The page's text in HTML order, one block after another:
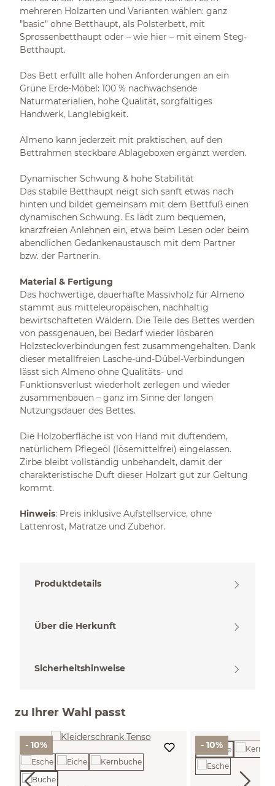
mehreren Holzarten und Varianten wählen: ganz
"basic" ohne Betthaupt, als Polsterbett, mit
Sprossenbetthaupt oder – wie hier – mit einem Steg-
Betthaupt.
Das Bett erfüllt alle hohen Anforderungen an ein
Grüne Erde-Möbel: 100 % nachwachsende
Naturmaterialien, hohe Qualität, sorgfältiges
Handwerk, Langlebigkeit.
Almeno kann jederzeit mit praktischen, auf den
Bettrahmen steckbare Ablageboxen ergänzt werden.
Dynamischer Schwung & hohe Stabilität
Das stabile Betthaupt neigt sich sanft etwas nach
hinten und bildet gemeinsam mit dem Bettfuß einen
dynamischen Schwung. Es lädt zum bequemen,
knarzfreien Anlehnen ein, etwa beim Lesen oder beim
abendlichen Gedankenaustausch mit dem Partner
bzw. der Partnerin.
Material & Fertigung
Das hochwertige, dauerhafte Massivholz für Almeno
stammt aus mitteleuropäischen, nachhaltig
bewirtschafteten Wäldern. Die Teile des Bettes werden
von passgenauen, bei Bedarf wieder lösbaren
Holzsteckverbindungen fest zusammengehalten. Dank
dieser metallfreien Lasche-und-Dübel-Verbindungen
lässt sich Almeno ohne Qualitäts- und
Funktionsverlust wiederholt zerlegen und wieder
zusammenbauen – ganz im Sinne der langen
Nutzungsdauer des Bettes.
Die Holzoberfläche ist von Hand mit duftendem,
natürlichem Pflegeöl (lösemittelfrei) eingelassen.
Zirbe bleibt vollständig unbehandelt, damit der
charakteristische Duft dieser Holzart gut zur Geltung
kommt.
Hinweis: Preis inklusive Aufstellservice, ohne
Lattenrost, Matratze und Zubehör.
Produktdetails
Über die Herkunft
Sicherheitshinweise
zu Ihrer Wahl passt
- 10% - 10%